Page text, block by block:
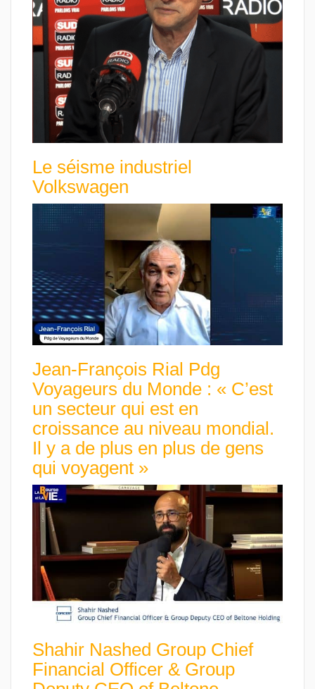
Le séisme industriel
Volkswagen
Jean-François Rial Pdg
Voyageurs du Monde : « C’est
un secteur qui est en
croissance au niveau mondial.
Il y a de plus en plus de gens
qui voyagent »
Shahir Nashed Group Chief
Financial Officer & Group